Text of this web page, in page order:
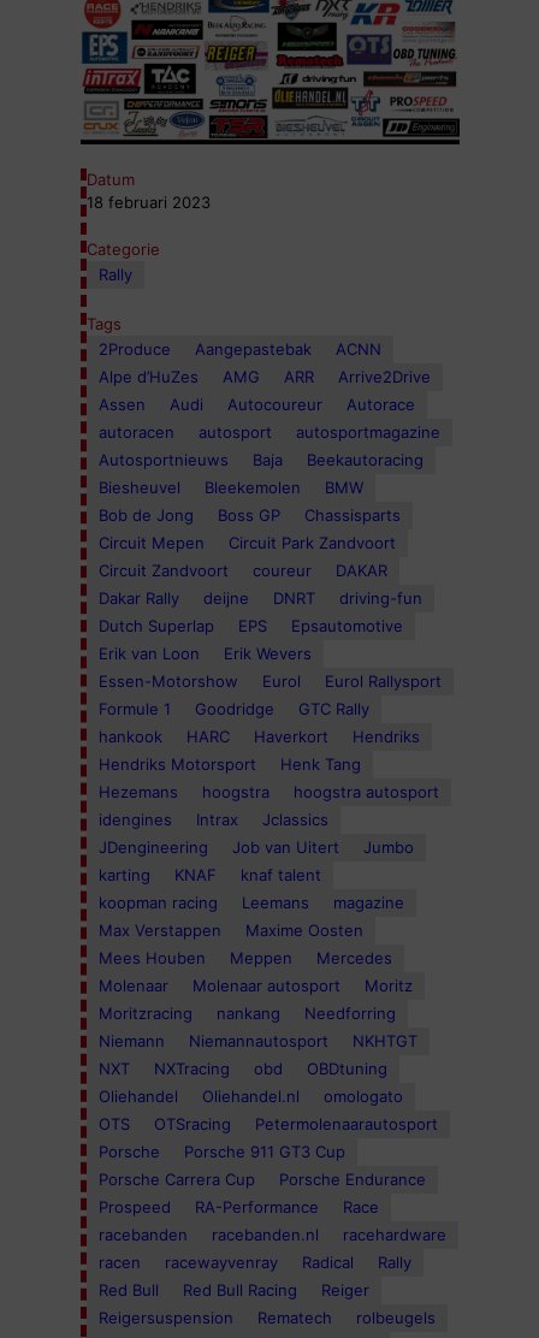
Datum
18 februari 2023
Categorie
Rally
Tags
2Produce
Aangepastebak
ACNN
Alpe d’HuZes
AMG ARR
Arrive2Drive
Assen
Audi Autocoureur
Autorace
autoracen
autosport
autosportmagazine
Autosportnieuws
Baja
Beekautoracing
Biesheuvel
Bleekemolen
BMW
Bob de Jong
Boss GP
Chassisparts
Circuit Mepen
Circuit Park Zandvoort
Circuit Zandvoort
coureur
DAKAR
Dakar Rally
deijne DNRT
driving-fun
Dutch Superlap
EPS
Epsautomotive
Erik van Loon
Erik Wevers
Essen-Motorshow
Eurol
Eurol Rallysport
Formule 1
Goodridge
GTC Rally
hankook
HARC Haverkort
Hendriks
Hendriks Motorsport
Henk Tang
Hezemans
hoogstra
hoogstra autosport
idengines
Intrax
Jclassics
JDengineering
Job van Uitert
Jumbo
karting
KNAF
knaf talent
koopman racing
Leemans
magazine
Max Verstappen
Maxime Oosten
Mees Houben
Meppen
Mercedes
Molenaar
Molenaar autosport
Moritz
Moritzracing
nankang
Needforring
Niemann
Niemannautosport
NKHTGT
NXT
NXTracing obd
OBDtuning
Oliehandel
Oliehandel.nl
omologato
OTS
OTSracing
Petermolenaarautosport
Porsche
Porsche 911 GT3 Cup
Porsche Carrera Cup
Porsche Endurance
Prospeed
RA-Performance
Race
racebanden
racebanden.nl
racehardware
racen
racewayvenray Radical
Rally
Red Bull
Red Bull Racing
Reiger
Reigersuspension
Rematech
rolbeugels